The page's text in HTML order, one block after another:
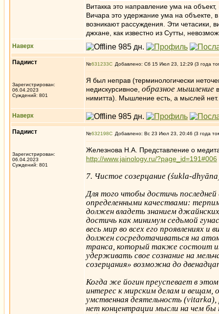
Витакка это направление ума на
Вичара это удержание ума на объекте,
возникают рассуждения. Эти четасики,
джхане, как известно из Сутты,
Наверх
Падиист
Зарегистрирован:
06.04.2023
Суждений: 801
№631233 Добавлено: Сб 15 Июл 23, 12:29 (3 года
Я был неправ (терминологически
недискурсивное, образное мышление
нимитта). Мышление есть, а мыслей нет.
Наверх
Падиист
Зарегистрирован:
06.04.2023
Суждений: 801
№632198 Добавлено: Вс 23 Июл 23, 20:46 (3 года
Железнова Н.А. Представление о
http://www.jainology.ru/?page_id=191#006
7. Чистое созерцание (śukla-
Для того чтобы достичь
определенными качествами:
должен владеть знанием
достичь как минимум седьмой
весь мир во всех его проявлениях
должен сосредота­чиваться на
транса, который также состоит
удерживать свое сознание на
созерцания» возможна до
Когда же йогин преуспевает в
интерес к мирским делам и вещам,
умственная деятельность
нет концентрации мысли на чем